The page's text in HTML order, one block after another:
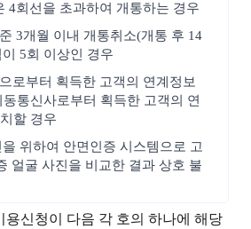
4회선을 초과하여 개통하는 경우
3개월 이내 개통취소(개통 후 14
5회 이상인 경우
로부터 획득한 고객의 연계정보
통신사로부터 획득한 고객의 연
할 경우
위하여 안면인증 시스템으로 고
얼굴 사진을 비교한 결과 상호 불
신청이 다음 각 호의 하나에 해당